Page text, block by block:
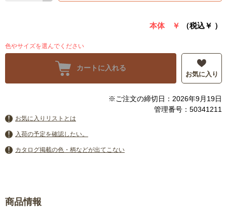
本体 ￥ （税込￥ ）
色やサイズを選んでください
カートに入れる
お気に入り
※ご注文の締切日：2026年9月19日
管理番号：50341211
お気に入りリストとは
入荷の予定を確認したい。
カタログ掲載の色・柄などが出てこない
商品情報